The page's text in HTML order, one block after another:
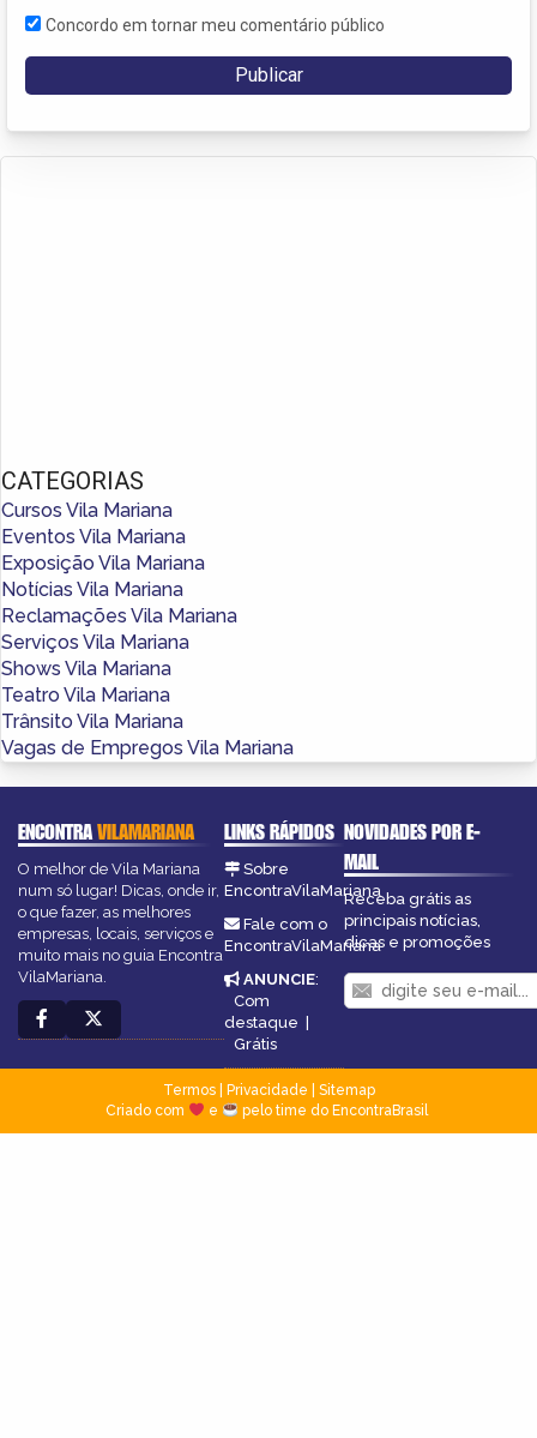
Concordo em tornar meu comentário público
CATEGORIAS
Cursos Vila Mariana
Eventos Vila Mariana
Exposição Vila Mariana
Notícias Vila Mariana
Reclamações Vila Mariana
Serviços Vila Mariana
Shows Vila Mariana
Teatro Vila Mariana
Trânsito Vila Mariana
Vagas de Empregos Vila Mariana
ENCONTRAVILAMARIANA
O melhor de Vila Mariana
num só lugar! Dicas, onde ir,
o que fazer, as melhores
empresas, locais, serviços e
muito mais no guia Encontra
VilaMariana.
LINKS RÁPIDOS
Sobre
EncontraVilaMariana
Fale com o
EncontraVilaMariana
ANUNCIE:
Com
destaque |
Grátis
NOVIDADES POR E-
MAIL
Receba grátis as
principais notícias,
dicas e promoções
Termos| Privacidade
Sitemap
Criado com
e pelo time do EncontraBrasil